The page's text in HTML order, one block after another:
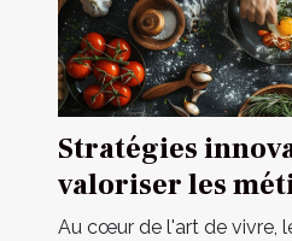
Stratégies
valoriser les
gastronomie
Au cœur de l'art de vivre,